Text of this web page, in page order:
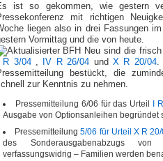
ist so gekommen, wie gestern
mit richtigen
liegen also in drei Fassungen
Vormittag und die von heute.
Neu sind die
R 3/04, IV R 26/04 und X R 20/04.
bestückt, die
zur Kenntnis zu nehmen.
Pressemitteilung 6/06 für das Urteil I
Ausgabe von Optionsanleihen begründet
Pressemitteilung5/06 für Urteil X R
des Sonderausgabenabzugs von
verfassungswidrig – Familien werden